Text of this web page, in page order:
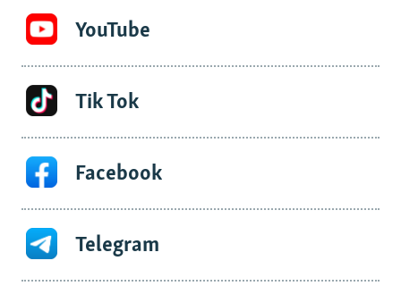
YouTube
Tik Tok
Facebook
Telegram